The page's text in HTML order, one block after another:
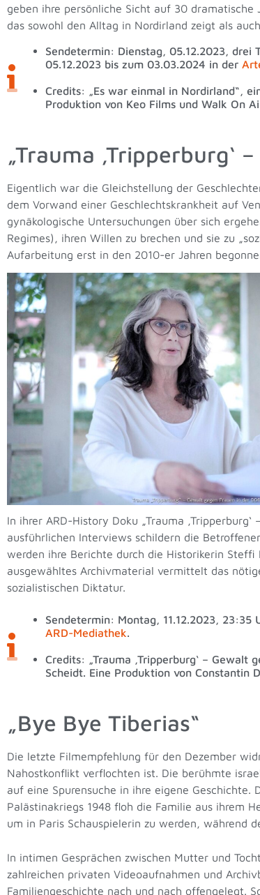
geben ihre persönliche Sicht auf 30
das sowohl den Alltag in Nordirland zeigt als
Sendetermin: Dienstag, 05.12.2023, drei
05.12.2023 bis zum 03.03.2024 in der
Credits: „Es war einmal in Nordirland“,
Produktion von Keo Films und Walk On
„Trauma ‚Tripperburg‘
Eigentlich war die Gleichstellung der
dem Vorwand einer Geschlechtskrankheit auf
gynäkologische Untersuchungen über sich
Regimes), ihren Willen zu brechen und sie zu
Aufarbeitung erst in den 2010-er Jahren
In ihrer ARD-History Doku „Trauma
ausführlichen Interviews schildern die
werden ihre Berichte durch die Historikerin
ausgewähltes Archivmaterial vermittelt das
sozialistischen Diktatur.
Sendetermin: Montag, 11.12.2023, 23:35
ARD-Mediathek.
Credits: „Trauma ‚Tripperburg‘ – Gewalt
Scheidt. Eine Produktion von Constantin
„Bye Bye Tiberias“
Die letzte Filmempfehlung für den Dezember
Nahostkonflikt verflochten ist. Die berühmte
auf eine Spurensuche in ihre eigene
Palästinakriegs 1948 floh die Familie aus ihrem
um in Paris Schauspielerin zu werden, während
In intimen Gesprächen zwischen Mutter und
zahlreichen privaten Videoaufnahmen und
Familiengeschichte nach und nach offengelegt.